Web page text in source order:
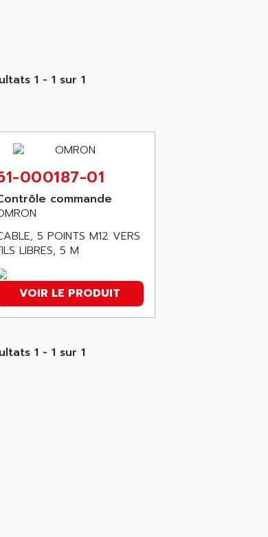
1 - 1 sur 1
000187-01
commande
5 POINTS M12 VERS
LIBRES, 5 M
VOIR LE PRODUIT
1 - 1 sur 1